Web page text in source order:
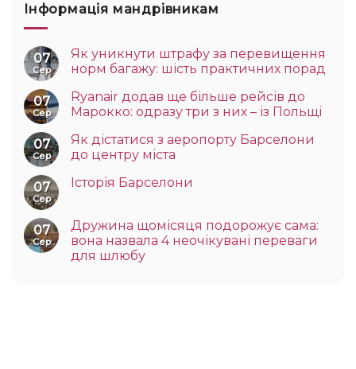
Інформація мандрівникам
07
Сер
Як уникнути штрафу за перевищення
норм багажу: шість практичних порад
07
Сер
Ryanair додав ще більше рейсів до
Марокко: одразу три з них – із Польщі
07
Сер
Як дістатися з аеропорту Барселони
до центру міста
07
Сер
Історія Барселони
07
Сер
Дружина щомісяця подорожує сама:
вона назвала 4 неочікувані переваги
для шлюбу